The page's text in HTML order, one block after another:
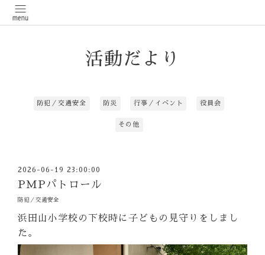
活動だより
防犯／交通安全 防災 行事／イベント 役員会
その他
2026-06-19 23:00:00
PMPパトロール
防犯／交通安全
浜田山小学校の下校時に子どもの見守りをしまし
た。